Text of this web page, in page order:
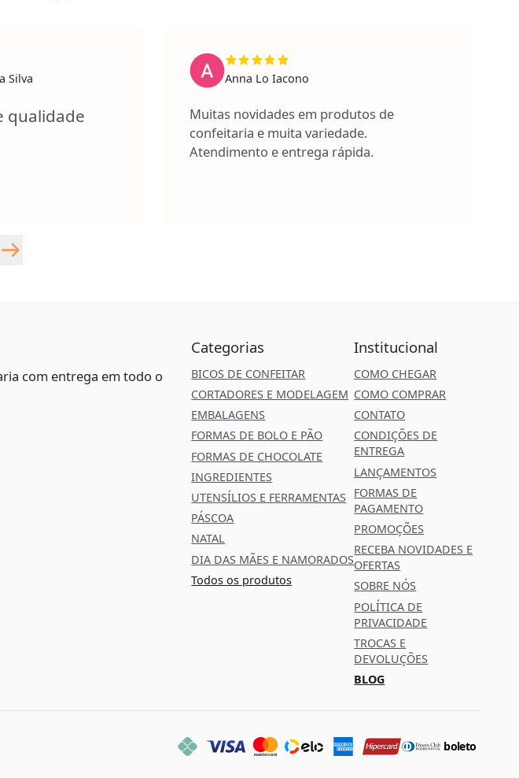
Silva
qualidade
Anna Lo Iacono
Muitas novidades em produtos de
confeitaria e muita variedade.
Atendimento e entrega rápida.
com entrega em todo o
Categorias
BICOS DE CONFEITAR
CORTADORES E MODELAGEM
EMBALAGENS
FORMAS DE BOLO E PÃO
FORMAS DE CHOCOLATE
INGREDIENTES
UTENSÍLIOS E FERRAMENTAS
PÁSCOA
NATAL
DIA DAS MÃES E NAMORADOS
Todos os produtos
Institucional
COMO CHEGAR
COMO COMPRAR
CONTATO
CONDIÇÕES DE
ENTREGA
LANÇAMENTOS
FORMAS DE
PAGAMENTO
PROMOÇÕES
RECEBA NOVIDADES E
OFERTAS
SOBRE NÓS
POLÍTICA DE
PRIVACIDADE
TROCAS E
DEVOLUÇÕES
BLOG
boleto